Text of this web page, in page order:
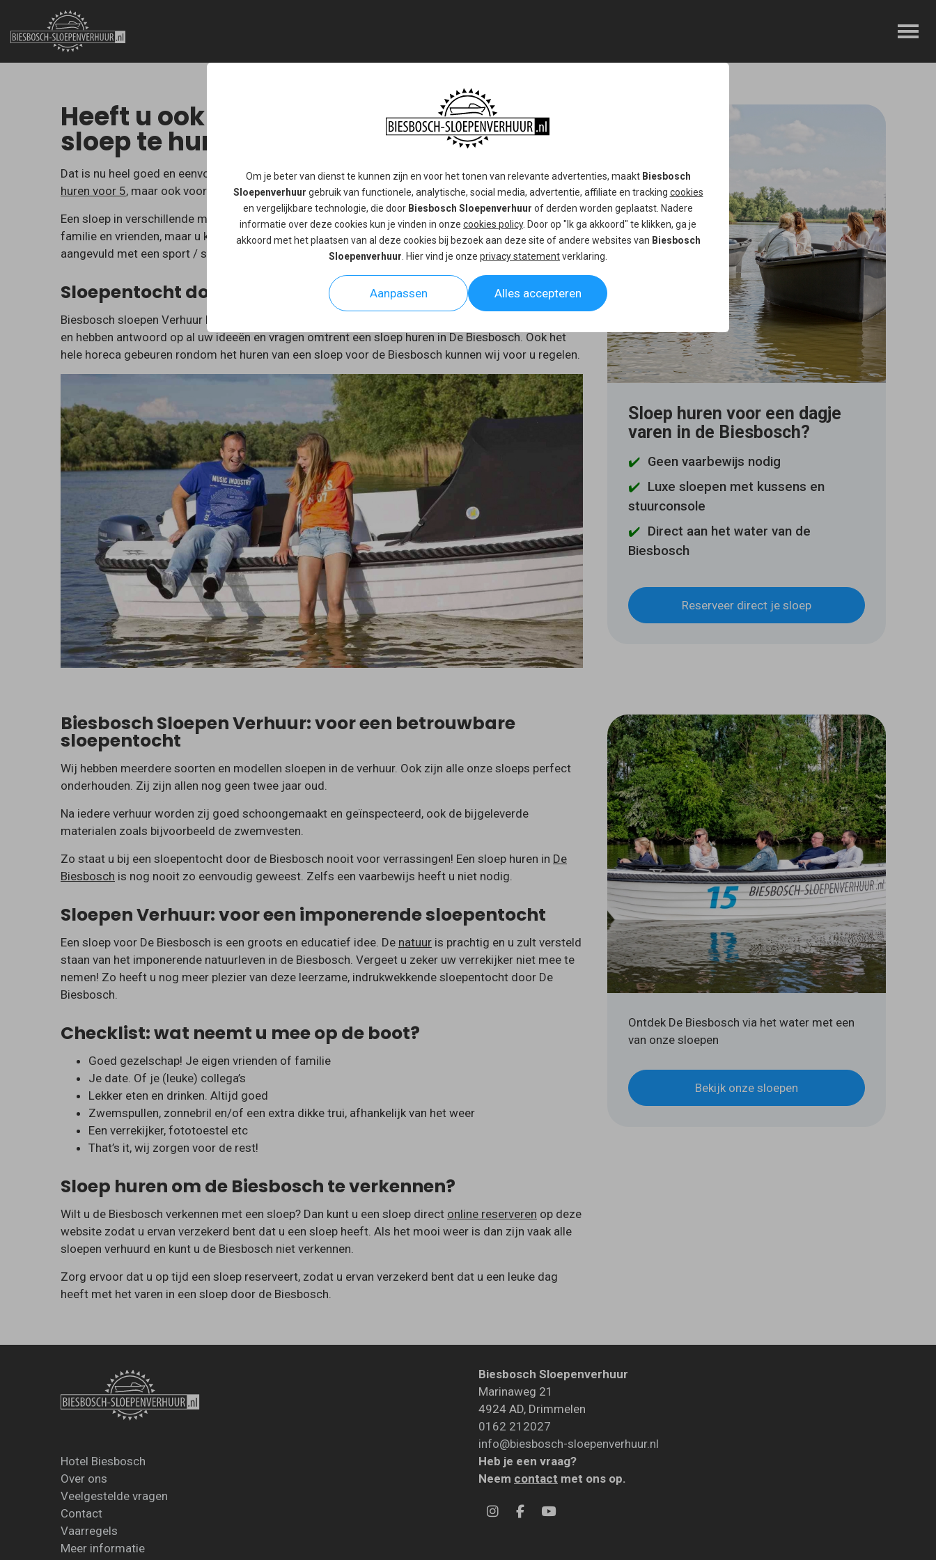
Om je beter van dienst te kunnen zijn en voor het tonen van relevante advertenties, maakt Biesbosch
Sloepenverhuur gebruik van functionele, analytische, social media, advertentie, affiliate en tracking cookies
en vergelijkbare technologie, die door Biesbosch Sloepenverhuur of derden worden geplaatst. Nadere
informatie over deze cookies kun je vinden in onze cookies policy. Door op "Ik ga akkoord" te klikken, ga je
akkoord met het plaatsen van al deze cookies bij bezoek aan deze site of andere websites van Biesbosch
Sloepenverhuur . Hier vind je onze privacy statementverklaring.
Aanpassen Alles accepteren
Heeft u ook weleens gedacht om een
sloep te huren in de Biesbosch?
Dat is nu heel goed en eenvoudig te regelen bij Biesbosch Sloepen Verhuur. Daar kunt u eensloep
huren voor 5, maar ook voor
11 personen.
Een sloep in verschillende modellen, van Basic tot luxe. U kunt een sloep huren in de Biesbosch met
familie en vrienden, maar u kunt ook een sloepentocht inzetten als een teambuildings-uitje,
aangevuld met een sport / spelprogramma op het water.
Sloepentocht door De Biesbosch met zakelijke relaties
Biesbosch sloepen Verhuur heeft ervaring in allerlei soorten arrangementen. Wij denken met u mee
en hebben antwoord op al uw ideeën en vragen omtrent een sloep huren in De Biesbosch. Ook het
hele horeca gebeuren rondom het huren van een sloep voor de Biesbosch kunnen wij voor u regelen.
Sloep huren voor een dagje
varen in de Biesbosch?
✔️ Geen vaarbewijs nodig
✔️ Luxe sloepen met kussens en
stuurconsole
✔️ Direct aan het water van de
Biesbosch
Reserveer direct je sloep
Biesbosch Sloepen Verhuur: voor een betrouwbare
sloepentocht
Wij hebben meerdere soorten en modellen sloepen in de verhuur. Ook zijn alle onze sloeps perfect
onderhouden. Zij zijn allen nog geen twee jaar oud.
Na iedere verhuur worden zij goed schoongemaakt en geïnspecteerd, ook de bijgeleverde
materialen zoals bijvoorbeeld de zwemvesten.
Zo staat u bij een sloepentocht door de Biesbosch nooit voor verrassingen! Een sloep huren in De
Biesbosch is nog nooit zo eenvoudig geweest. Zelfs een vaarbewijs heeft u niet nodig.
Sloepen Verhuur: voor een imponerende sloepentocht
Een sloep voor De Biesbosch is een groots en educatief idee. De natuur is prachtig en u zult versteld
staan van het imponerende natuurleven in de Biesbosch. Vergeet u zeker uw verrekijker niet mee te
nemen! Zo heeft u nog meer plezier van deze leerzame, indrukwekkende sloepentocht door De
Biesbosch.
Checklist: wat neemt u mee op de boot?
Goed gezelschap! Je eigen vrienden of familie
Je date. Of je (leuke) collega’s
Lekker eten en drinken. Altijd goed
Zwemspullen, zonnebril en/of een extra dikke trui, afhankelijk van het weer
Een verrekijker, fototoestel etc
That’s it, wij zorgen voor de rest!
Sloep huren om de Biesbosch te verkennen?
Wilt u de Biesbosch verkennen met een sloep? Dan kunt u een sloep direct online reserveren op deze
website zodat u ervan verzekerd bent dat u een sloep heeft. Als het mooi weer is dan zijn vaak alle
sloepen verhuurd en kunt u de Biesbosch niet verkennen.
Zorg ervoor dat u op tijd een sloep reserveert, zodat u ervan verzekerd bent dat u een leuke dag
heeft met het varen in een sloep door de Biesbosch.
Ontdek De Biesbosch via het water met een
van onze sloepen
Bekijk onze sloepen
Biesbosch Sloepenverhuur
Marinaweg 21
4924 AD, Drimmelen
0162 212027
info@biesbosch-sloepenverhuur.nl
Hotel Biesbosch
Over ons
Veelgestelde vragen
Contact
Vaarregels
Meer informatie
Heb je een vraag?
Neem contact met ons op.